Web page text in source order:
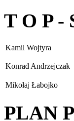
T O P -
Kamil Wojtyra
Konrad Andrzejczak
Mikołaj Łabojko
PLAN